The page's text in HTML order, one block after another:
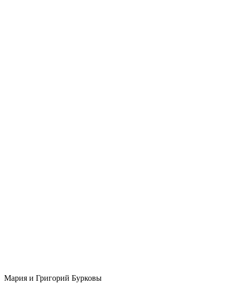
Мария и Григорий Бурковы